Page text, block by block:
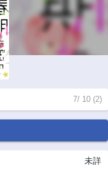
7/ 10 (2)
未詳